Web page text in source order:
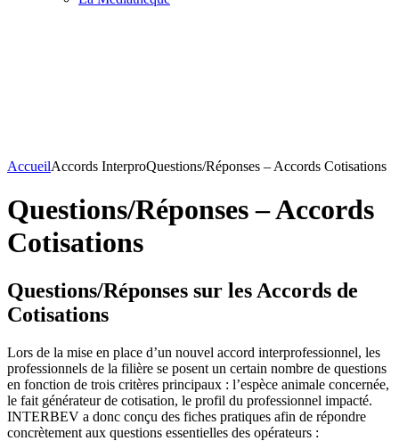
AccueilAccords InterproQuestions/Réponses – Accords Cotisations
Questions/Réponses – Accords
Cotisations
Questions/Réponses sur les Accords de
Cotisations
Lors de la mise en place d’un nouvel accord interprofessionnel, les
professionnels de la filière se posent un certain nombre de questions
en fonction de trois critères principaux : l’espèce animale concernée,
le fait générateur de cotisation, le profil du professionnel impacté.
INTERBEV a donc conçu des fiches pratiques afin de répondre
concrètement aux questions essentielles des opérateurs :